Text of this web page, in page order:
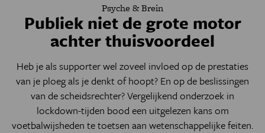
Psyche & Brein
Publiek niet de grote motor
achter thuisvoordeel
Heb je als supporter wel zoveel invloed op de prestaties
van je ploeg als je denkt of hoopt? En op de beslissingen
van de scheidsrechter? Vergelijkend onderzoek in
lockdown-tijden bood een uitgelezen kans om
voetbalwijsheden te toetsen aan wetenschappelijke feiten.